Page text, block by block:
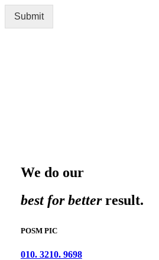
이름, 주소, 연락처, 이메일 등
Submit
We do our
best for betterresult.
POSM PIC
010. 3210. 9698